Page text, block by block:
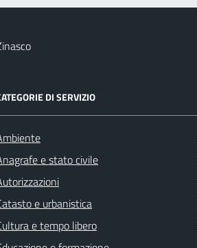
DI SERVIZIO
e stato civile
e urbanistica
e tempo libero